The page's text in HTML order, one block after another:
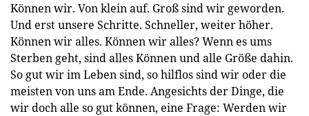
Können wir. Von klein auf. Groß sind wir geworden.
Und erst unsere Schritte. Schneller, weiter höher.
Können wir alles. Können wir alles? Wenn es ums
Sterben geht, sind alles Können und alle Größe dahin.
So gut wir im Leben sind, so hilflos sind wir oder die
meisten von uns am Ende. Angesichts der Dinge, die
wir doch alle so gut können, eine Frage: Werden wir